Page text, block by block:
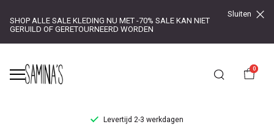
SHOP ALLE SALE KLEDING NU MET -70% SALE KAN NIET
GERUILD OF GERETOURNEERD WORDEN
Sluiten
0
Levertijd 2-3 werkdagen